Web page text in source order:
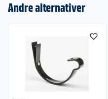
Andre alternativer
Butikker
Kontakt oss
Om oss
Våre merkevarer
Våre kjeder